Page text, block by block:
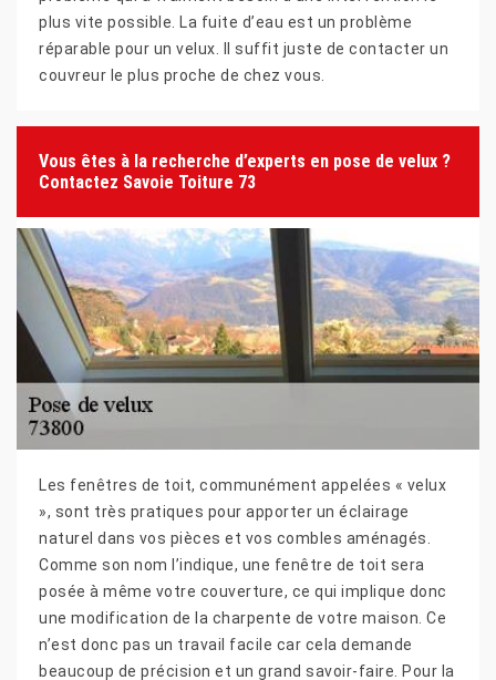
plus vite possible. La fuite d’eau est un problème
réparable pour un velux. Il suffit juste de contacter un
couvreur le plus proche de chez vous.
Vous êtes à la recherche d’experts en pose de velux ?
Contactez Savoie Toiture 73
Les fenêtres de toit, communément appelées « velux
», sont très pratiques pour apporter un éclairage
naturel dans vos pièces et vos combles aménagés.
Comme son nom l’indique, une fenêtre de toit sera
posée à même votre couverture, ce qui implique donc
une modification de la charpente de votre maison. Ce
n’est donc pas un travail facile car cela demande
beaucoup de précision et un grand savoir-faire. Pour la